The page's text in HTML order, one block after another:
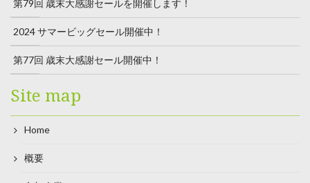
第79回 歳末大感謝セールを開催します！
2024 サマービッグセール開催中！
第77回 歳末大感謝セール開催中！
Site map
Home
概要